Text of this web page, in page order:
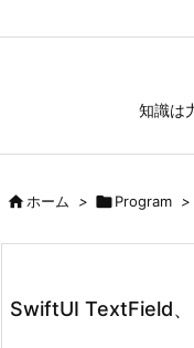
知識は
ホーム > Program >
SwiftUI TextField